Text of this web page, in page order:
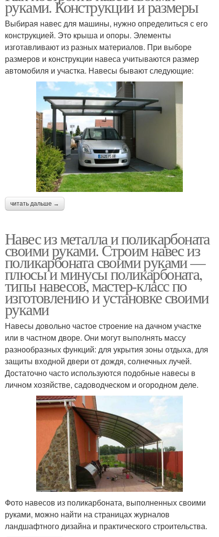
руками. Конструкции и размеры
Выбирая навес для машины, нужно определиться с его
конструкцией. Это крыша и опоры. Элементы
изготавливают из разных материалов. При выборе
размеров и конструкции навеса учитываются размер
автомобиля и участка. Навесы бывают следующие:
читать дальше →
Навес из металла и поликарбоната
своими руками. Строим навес из
поликарбоната своими руками —
плюсы и минусы поликарбоната,
типы навесов, мастер-класс по
изготовлению и установке своими
руками
Навесы довольно частое строение на дачном участке
или в частном дворе. Они могут выполнять массу
разнообразных функций: для укрытия зоны отдыха, для
защиты входной двери от дождя, солнечных лучей.
Достаточно часто используются подобные навесы в
личном хозяйстве, садоводческом и огородном деле.
Фото навесов из поликарбоната, выполненных своими
руками, можно найти на страницах журналов
ландшафтного дизайна и практического строительства.